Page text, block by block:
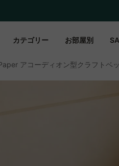
カテゴリー お部屋別
アコーディオン型クラフトベ